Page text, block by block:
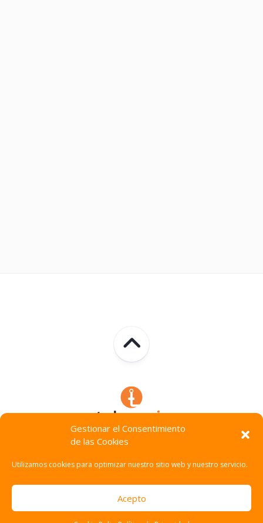
Gestionar el Consentimiento
de las Cookies
Utilizamos cookies para optimizar nuestro sitio web y nuestro servicio.
Acepto
Technocracia © 2026. Todos Los Derechos Reservados.